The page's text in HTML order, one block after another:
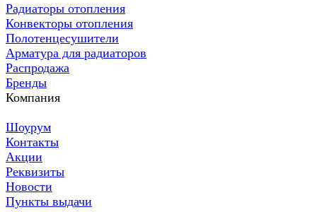
Радиаторы отопления
Конвекторы отопления
Полотенцесушители
Арматура для радиаторов
Распродажа
Бренды
Компания
Шоурум
Контакты
Акции
Реквизиты
Новости
Пункты выдачи